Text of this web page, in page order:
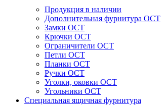
Продукция в наличии
Дополнительная фурнитура ОСТ
Замки ОСТ
Крючки ОСТ
Ограничители ОСТ
Петли ОСТ
Планки ОСТ
Ручки ОСТ
Уголки, оковки ОСТ
Угольники ОСТ
Специальная ящичная фурнитура